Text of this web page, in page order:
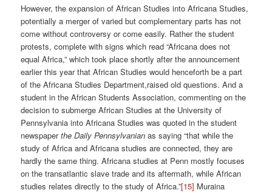
However, the expansion of African Studies into Africana Studies,
potentially a merger of varied but complementary parts has not
come without controversy or come easily. Rather the student
protests, complete with signs which read “Africana does not
equal Africa,” which took place shortly after the announcement
earlier this year that African Studies would henceforth be a part
of the Africana Studies Department,raised old questions. And a
student in the African Students Association, commenting on the
decision to submerge African Studies at the University of
Pennsylvania into Africana Studies was quoted in the student
newspaperthe Daily Pennsylvanian as saying “that while the
study of Africa and Africana studies are connected, they are
hardly the same thing. Africana studies at Penn mostly focuses
on the transatlantic slave trade and its aftermath, while African
studies relates directly to the study of Africa.”[15] Muraina